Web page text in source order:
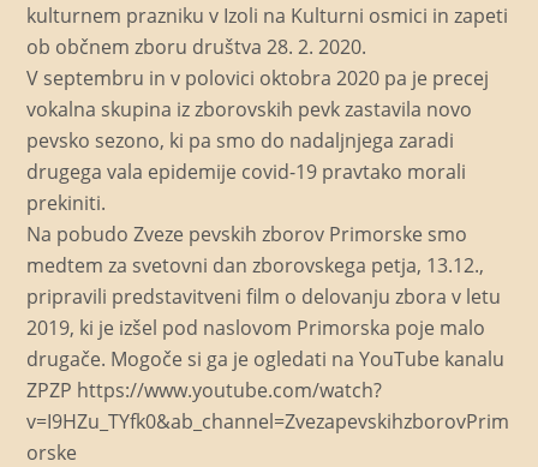
kulturnem prazniku v Izoli na Kulturni osmici in zapeti
ob občnem zboru društva 28. 2. 2020.
V septembru in v polovici oktobra 2020 pa je precej
vokalna skupina iz zborovskih pevk zastavila novo
pevsko sezono, ki pa smo do nadaljnjega zaradi
drugega vala epidemije covid-19 pravtako morali
prekiniti.
Na pobudo Zveze pevskih zborov Primorske smo
medtem za svetovni dan zborovskega petja, 13.12.,
pripravili predstavitveni film o delovanju zbora v letu
2019, ki je izšel pod naslovom Primorska poje malo
drugače. Mogoče si ga je ogledati na YouTube kanalu
ZPZP https://www.youtube.com/watch?
v=I9HZu_TYfk0&ab_channel=ZvezapevskihzborovPrim
orske